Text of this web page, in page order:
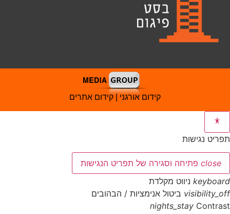
קידום אורגני | קידום אתרים
תפריט נגישות
close פתיחה וסגירה של תפריט הנגישות
keyboard ניווט מקלדת
visibility_off ביטול אנימציות / הבהובים
nights_stay Contrast